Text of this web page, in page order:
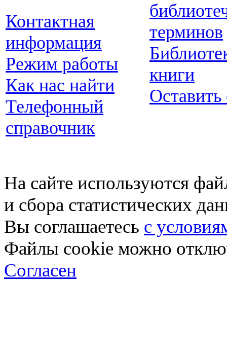
Контактная
информация
Режим работы
Как нас найти
Телефонный
справочник
терминов
книги
Оставить
На сайте используются
и сбора статистических
Вы соглашаетесь с
Файлы cookie можно
Согласен